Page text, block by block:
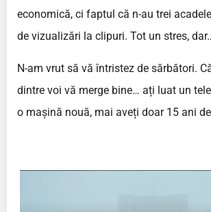
economică, ci faptul că n-au trei
de vizualizări la clipuri. Tot un stres,
N-am vrut să vă întristez de sărbători.
dintre voi vă merge bine… ați luat un
o mașină nouă, mai aveți doar 15 ani